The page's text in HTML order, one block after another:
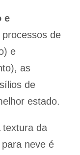
e
de
e
as
de
estado.
textura da
neve é